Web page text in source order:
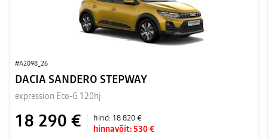
#A2098_26
DACIA SANDERO STEPWAY
expression Eco-G 120hj
18 290 € hind: 18 820 €
hinnavõit: 530 €